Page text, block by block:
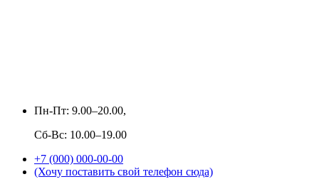
Пн-Пт: 9.00–20.00,
Сб-Вс: 10.00–19.00
+7 (000) 000-00-00
(Хочу поставить свой телефон сюда)